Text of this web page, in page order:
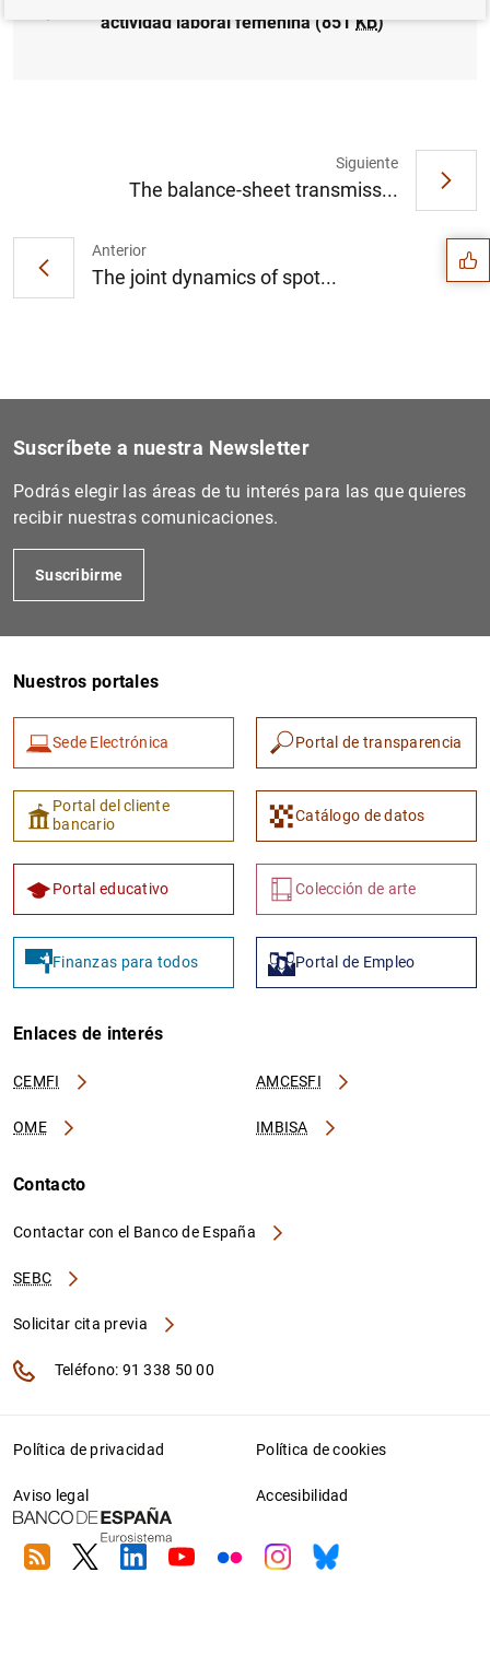
actividad laboral femenina (851KB)
Anterior
The joint dynamics of spot...
Siguiente
The balance-sheet transmiss... Sugerencias
Suscríbete a nuestra Newsletter
Podrás elegir las áreas de tu interés para las que quieres
recibir nuestras comunicaciones.
Suscribirme
Nuestros portales
Sede Electrónica Portal de transparencia
Portal del cliente
bancario
Catálogo de datos
Portal educativo Colección de arte
Finanzas para todos Portal de Empleo
Enlaces de interés
CEMFI AMCESFI
OME IMBISA
Contacto
Contactar con el Banco de España
SEBC
Solicitar cita previa
Teléfono: 91 338 50 00
Política de privacidad Política de cookies
Aviso legal Accesibilidad
RSS TwitterLinkedin
YoutubeFlickrInstagram
Bluesky